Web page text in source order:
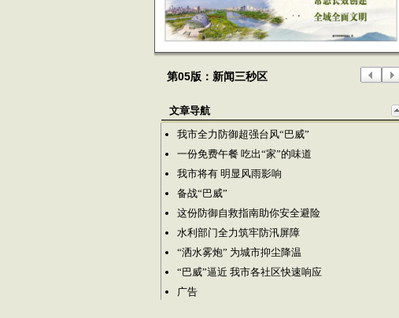
第05版：新闻三秒区
文章导航
我市全力防御超强台风“巴威”
一份免费午餐 吃出“家”的味道
我市将有 明显风雨影响
备战“巴威”
这份防御自救指南助你安全避险
水利部门全力筑牢防汛屏障
“洒水雾炮” 为城市抑尘降温
“巴威”逼近 我市各社区快速响应
广告